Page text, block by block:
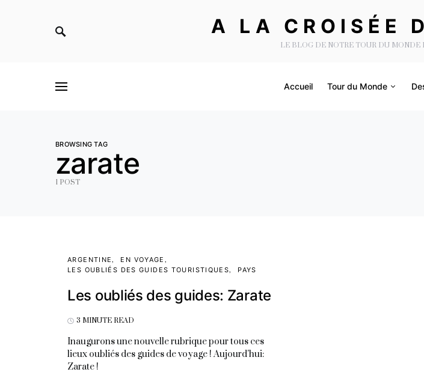
A LA CROISÉE
LE BLOG DE NOTRE TOUR DU MONDE
Accueil Tour du Monde
BROWSING TAG
zarate
1 POST
ARGENTINE
EN VOYAGE
LES OUBLIÉS DES GUIDES TOURISTIQUES
PAYS
Les oubliés des guides: Zarate
3 MINUTE READ
Inaugurons une nouvelle rubrique pour tous ces
lieux oubliés des guides de voyage ! Aujourd'hui:
Zarate !